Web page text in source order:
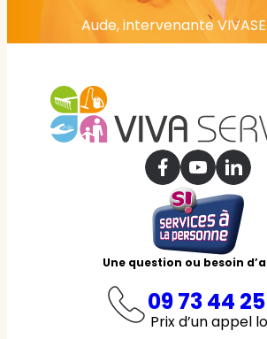
Aude, intervenante
Une question ou besoin
09 73 44 25
Prix d’un appel